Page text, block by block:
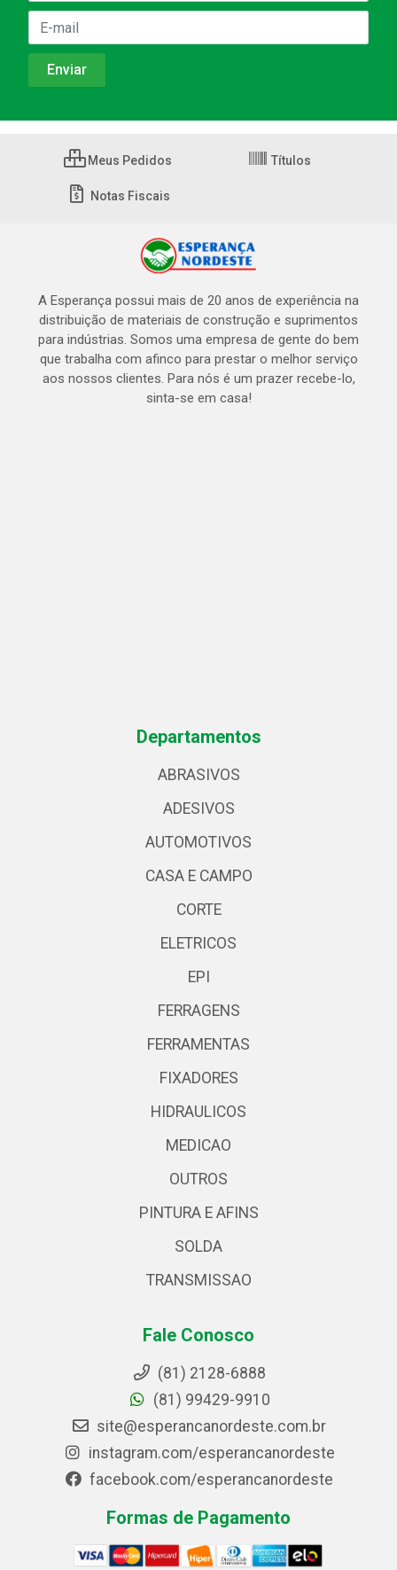
Meus Pedidos Títulos
Notas Fiscais
A Esperança possui mais de 20 anos de experiência na
distribuição de materiais de construção e suprimentos
para indústrias. Somos uma empresa de gente do bem
que trabalha com afinco para prestar o melhor serviço
aos nossos clientes. Para nós é um prazer recebe-lo,
sinta-se em casa!
Departamentos
ABRASIVOS
ADESIVOS
AUTOMOTIVOS
CASA E CAMPO
CORTE
ELETRICOS
EPI
FERRAGENS
FERRAMENTAS
FIXADORES
HIDRAULICOS
MEDICAO
OUTROS
PINTURA E AFINS
SOLDA
TRANSMISSAO
Fale Conosco
(81) 2128-6888
(81) 99429-9910
site@esperancanordeste.com.br
instagram.com/esperancanordeste
facebook.com/esperancanordeste
Formas de Pagamento